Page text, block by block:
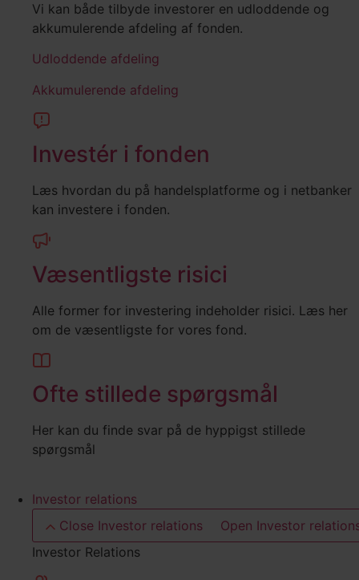
Vi kan både tilbyde investorer en udloddende og
akkumulerende afdeling af fonden.
Udloddende afdeling
Akkumulerende afdeling
Investér i fonden
Læs hvordan du på handelsplatforme og i netbanker
kan investere i fonden.
Væsentligste risici
Alle former for investering indeholder risici. Læs her
om de væsentligste for vores fond.
Ofte stillede spørgsmål
Her kan du finde svar på de hyppigst stillede
spørgsmål
Investor relations
Close Investor relations
Open Investor
Investor Relations